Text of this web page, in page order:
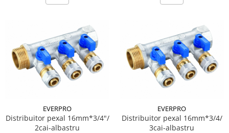
Accesorii statii dedurizare
EVERPRO
Distribuitor pexal 16mm*3/4"/
2cai-albastru
EVERPRO
Distribuitor pexal 16mm*3/4/
3cai-albastru